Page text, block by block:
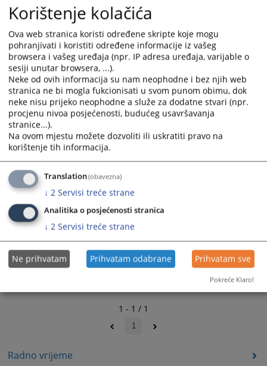
Radno vrijeme
Prateći dokumenti
Водич за приступ информацијама
Водич за приступ информацијама (измјене и допуне)
Захтјев за приступ информацјама
1 - 1 / 1
1
Korištenje kolačića
Ova web stranica koristi određene skripte koje mogu
pohranjivati i koristiti određene informacije iz vašeg
browsera i vašeg uređaja (npr. IP adresa uređaja, varijable o
sesiji unutar browsera, ...).
Neke od ovih informacija su nam neophodne i bez njih web
stranica ne bi mogla fukcionisati u svom punom obimu, dok
neke nisu prijeko neophodne a služe za dodatne stvari (npr.
procjenu nivoa posjećenosti, budućeg usavršavanja
stranice...).
Na ovom mjestu možete dozvoliti ili uskratiti pravo na
korištenje tih informacija.
Translation(obavezna)
↓ 2 Servisi treće strane
Analitika o posjećenosti stranica
↓ 2 Servisi treće strane
Ne prihvatam Prihvatam odabrane Prihvatam sve
Pokreće Klaro!